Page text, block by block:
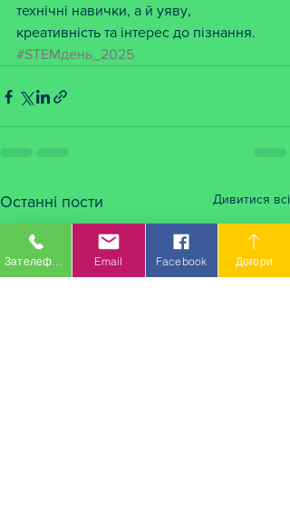
технічні навички, а й уяву,
креативність та інтерес до пізнання.
#STEMдень_2025
Останні пости Дивитися всі
Email Facebook Догори